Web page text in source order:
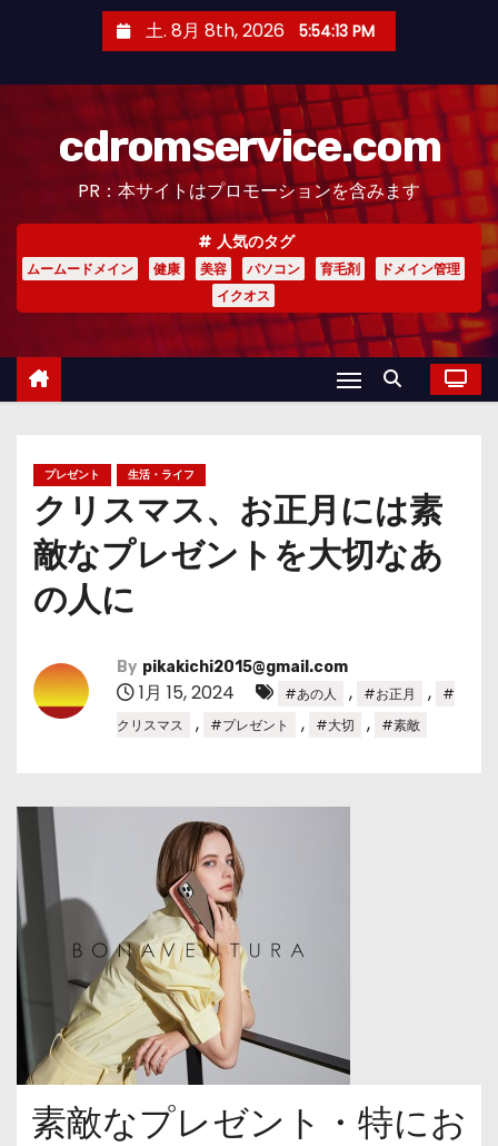
土. 8月 8th, 2026 5:54:15 PM
cdromservice.com
PR：本サイトはプロモーションを含みます
人気のタグ
ムームードメイン 健康 美容 パソコン 育毛剤
ドメイン管理
イクオス
プレゼント 生活・ライフ
クリスマス、お正月には素
敵なプレゼントを大切なあ
の人に
By pikakichi2015@gmail.com
1月 15, 2024 #あの人 , #お正月 ,
#
クリスマス
, #プレゼント , #大切 , #素敵
素敵なプレゼント・特にお